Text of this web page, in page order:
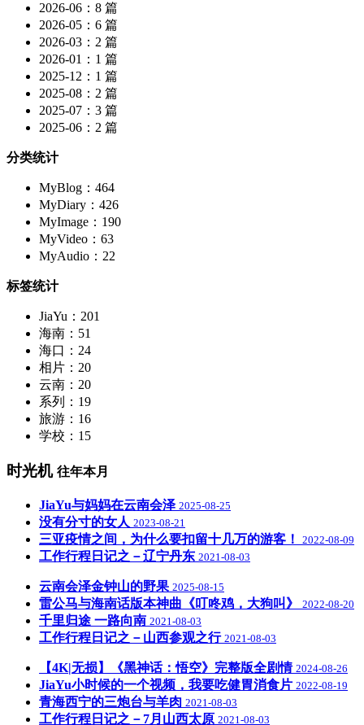
2026-06：8 篇
2026-05：6 篇
2026-03：2 篇
2026-01：1 篇
2025-12：1 篇
2025-08：2 篇
2025-07：3 篇
2025-06：2 篇
分类统计
MyBlog：464
MyDiary：426
MyImage：190
MyVideo：63
MyAudio：22
标签统计
JiaYu：201
海南：51
海口：24
相片：20
云南：20
系列：19
旅游：16
学校：15
时光机 往年本月
JiaYu与妈妈在云南会泽 2025-08-25
没有分寸的女人 2023-08-21
三亚疫情之间，为什么要扣留十几万的游客！ 2022-08-09
工作行程日记之－辽宁丹东 2021-08-03
云南会泽金钟山的野果 2025-08-15
雷公马与海南话版本神曲《叮咚鸡，大狗叫》 2022-08-20
千里归途 一路向南 2021-08-03
工作行程日记之－山西参观之行 2021-08-03
【4K|无损】《黑神话：悟空》完整版全剧情 2024-08-26
JiaYu小时候的一个视频，我要吃健胃消食片 2022-08-19
青海西宁的三炮台与羊肉 2021-08-03
工作行程日记之－7月山西太原 2021-08-03